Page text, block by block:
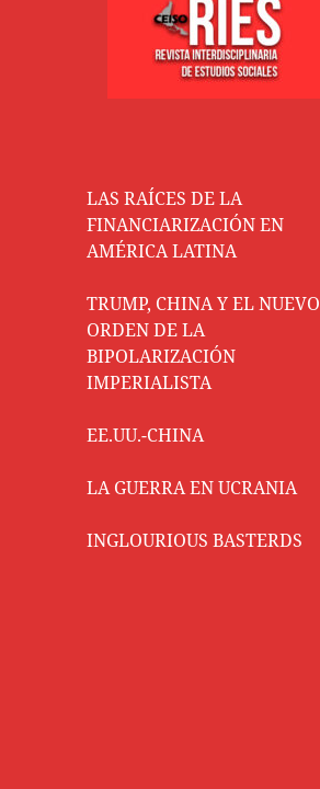
LAS RAÍCES DE LA
FINANCIARIZACIÓN EN
AMÉRICA LATINA
TRUMP, CHINA Y EL NUEVO
ORDEN DE LA
BIPOLARIZACIÓN
IMPERIALISTA
EE.UU.-CHINA
LA GUERRA EN UCRANIA
INGLOURIOUS BASTERDS